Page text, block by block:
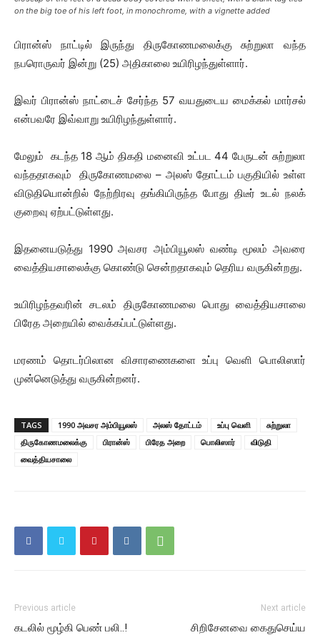
on the big toe of his left foot, in monochrome, with a vignette added
பிரான்ஸ் நாட்டில் இருந்து திருகோணமலைக்கு சுற்றுலா வந்த
நபரொருவர் இன்று (25) அதிகாலை உயிரிழந்துள்ளார்.
இவர் பிரான்ஸ் நாட்டைச் சேர்ந்த 57 வயதுடைய மைக்கல் மார்சல்
என்பவரே இவ்வாறு உயிரிழந்துள்ளார்.
மேலும் கடந்த 18 ஆம் திகதி மனைவி உட்பட 44 பேருடன் சுற்றுலா
வந்ததாகவும் திருகோணமலை – அலஸ் தோட்டம் பகுதியில் உள்ள
விடுதியொன்றில் நேற்றிரவு தங்கியிருந்த போது திடீர் உடல் நலக்
குறைவு ஏற்பட்டுள்ளது.
இதனையடுத்து 1990 அவசர அம்பியூலஸ் வண்டி மூலம் அவரை
வைத்தியசாலைக்கு கொண்டு சென்றதாகவும் தெரிய வருகின்றது.
உயிரிழந்தவரின் சடலம் திருகோணமலை பொது வைத்தியசாலை
பிரேத அறையில் வைக்கப்பட்டுள்ளது.
மரணம் தொடர்பிலான விசாரணைகளை உப்பு வெளி பொலிஸார்
முன்னெடுத்து வருகின்றனர்.
TAGS 1990 அவசர அம்பியூலஸ் அலஸ் தோட்டம் உப்பு வெளி
சுற்றுலா
திருகோணமலைக்கு
பிரான்ஸ் பிரேத அறை பொலிஸார்
விடுதி
வைத்தியசாலை
Previous article
கடலில் மூழ்கி பெண் பலி..!
Next article
சிறிசேனவை கைதுசெய்ய